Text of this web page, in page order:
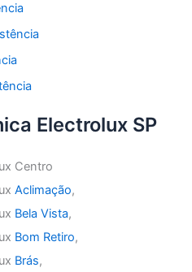
Electrolux SP
Centro
Aclimação,
Bela Vista,
Bom Retiro,
Brás,